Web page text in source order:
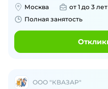
Москва от 1 до 3 лет
Полная занятость
ООО "КВАЗАР"